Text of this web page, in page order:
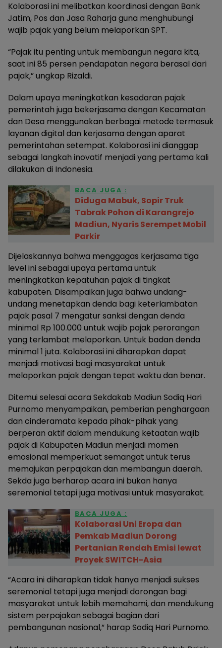
Kolaborasi ini melibatkan koordinasi dengan Bank
Jatim, Pos dan Jasa Raharja guna menghubungi
wajib pajak yang belum melaporkan SPT.
“Pajak itu penting untuk membangun negara kita,
saat ini 85 persen pendapatan negara berasal dari
pajak,” ungkap Rizaldi.
Dalam upaya meningkatkan kesadaran pajak
pemerintah juga bekerjasama dengan Kecamatan
dan Desa menggunakan berbagai metode termasuk
layanan digital dan kerjasama dengan aparat
pemerintahan setempat. Kolaborasi ini dianggap
sebagai langkah inovatif menjadi yang pertama kali
dilakukan di Indonesia.
BACA JUGA :
Diduga Mabuk, Sopir Truk
Tabrak Pohon di Karangrejo
Madiun, Nyaris Serempet Mobil
Parkir
Dijelaskannya bahwa menggagas kerjasama tiga
level ini sebagai upaya pertama untuk
meningkatkan kepatuhan pajak di tingkat
kabupaten. Disampaikan juga bahwa undang-
undang menetapkan denda bagi keterlambatan
pajak pasal 7 mengatur sanksi dengan denda
minimal Rp 100.000 untuk wajib pajak perorangan
yang terlambat melaporkan. Untuk badan denda
minimal 1 juta. Kolaborasi ini diharapkan dapat
menjadi motivasi bagi masyarakat untuk
melaporkan pajak dengan tepat waktu dan benar.
Ditemui selesai acara Sekdakab Madiun Sodiq Hari
Purnomo menyampaikan, pemberian penghargaan
dan cinderamata kepada pihak-pihak yang
berperan aktif dalam mendukung ketaatan wajib
pajak di Kabupaten Madiun menjadi momen
emosional memperkuat semangat untuk terus
memajukan perpajakan dan membangun daerah.
Sekda juga berharap acara ini bukan hanya
seremonial tetapi juga motivasi untuk masyarakat.
BACA JUGA :
Kolaborasi Uni Eropa dan
Pemkab Madiun Dorong
Pertanian Rendah Emisi lewat
Proyek SWITCH-Asia
“Acara ini diharapkan tidak hanya menjadi sukses
seremonial tetapi juga menjadi dorongan bagi
masyarakat untuk lebih memahami, dan mendukung
sistem perpajakan sebagai bagian dari
pembangunan nasional,” harap Sodiq Hari Purnomo.